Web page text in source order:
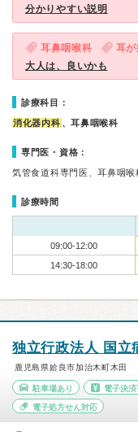
分かりやすい説明
耳鼻咽喉科 耳
大人は、良いかも
診療科目：
消化器内科 、耳鼻咽喉科
専門医・資格：
気管食道科専門医、耳鼻咽喉
診療時間
09:00-12:00
14:30-18:00
独立行政法人 国立
鹿児島県姶良市加治木町木田
駐車場あり 電子決済
電子処方せん対応